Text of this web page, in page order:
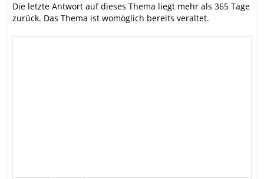
Die letzte Antwort auf dieses Thema liegt mehr als 365 Tage
zurück. Das Thema ist womöglich bereits veraltet.